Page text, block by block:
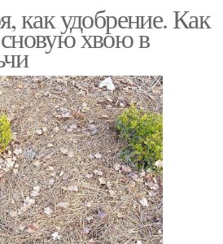
как удобрение. Как
хвою в